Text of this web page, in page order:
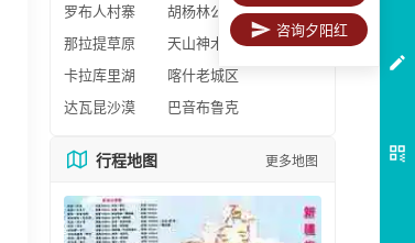
罗布人村寨
胡杨林公园
那拉提草原
天山神木园
卡拉库里湖
喀什老城区
达瓦昆沙漠
巴音布鲁克
行程地图 更多地图
咨询夕阳红